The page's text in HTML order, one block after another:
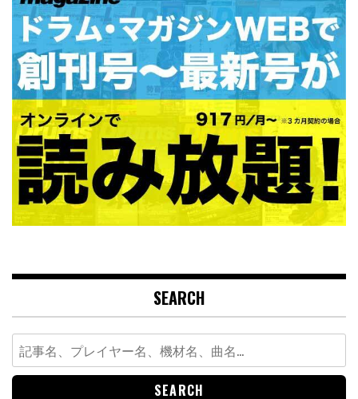
SEARCH
Search
for: